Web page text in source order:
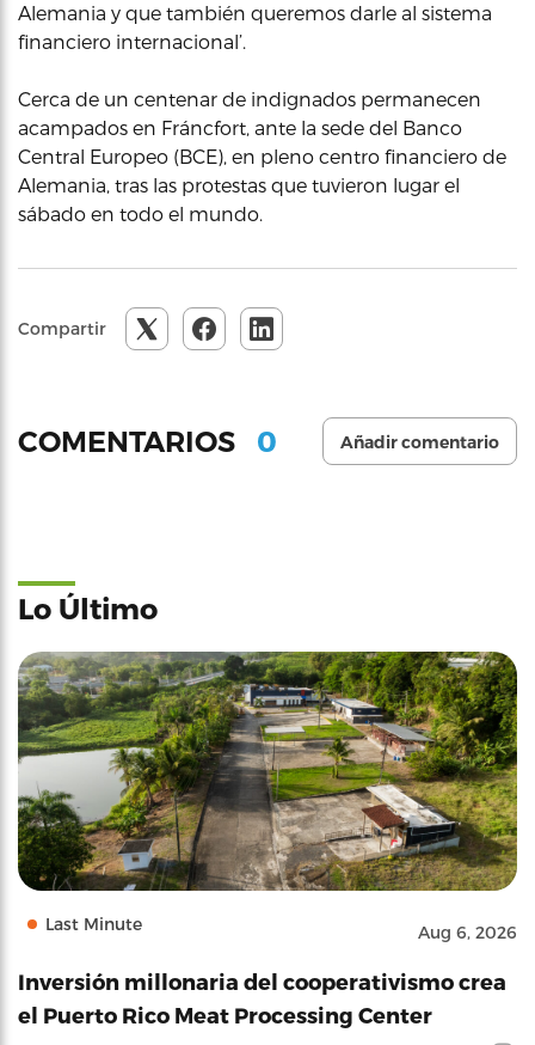
Alemania y que también queremos darle al sistema
financiero internacional’.
Cerca de un centenar de indignados permanecen
acampados en Fráncfort, ante la sede del Banco
Central Europeo (BCE), en pleno centro financiero de
Alemania, tras las protestas que tuvieron lugar el
sábado en todo el mundo.
Compartir
COMENTARIOS 0 Añadir comentario
Lo Último
Last Minute Aug 6, 2026
Inversión millonaria del cooperativismo crea
el Puerto Rico Meat Processing Center